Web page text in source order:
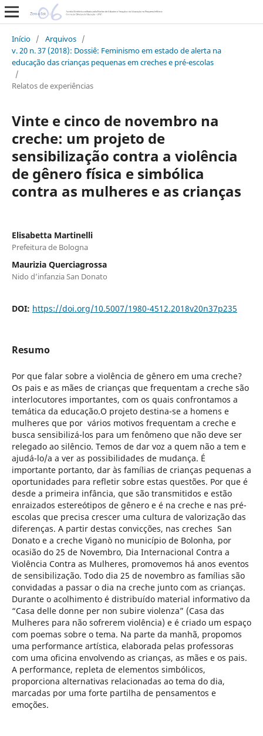
Início / Arquivos /
v. 20 n. 37 (2018): Dossiê: Feminismo em estado de alerta na
educação das crianças pequenas em creches e pré-escolas
/
Relatos de experiências
Vinte e cinco de novembro na
creche: um projeto de
sensibilização contra a violência
de gênero física e simbólica
contra as mulheres e as crianças
Elisabetta Martinelli
Prefeitura de Bologna
Maurizia Querciagrossa
Nido d’infanzia San Donato
DOI: https://doi.org/10.5007/1980-4512.2018v20n37p235
Resumo
Por que falar sobre a violência de gênero em uma creche?
Os pais e as mães de crianças que frequentam a creche são
interlocutores importantes, com os quais confrontamos a
temática da educação.O projeto destina-se a homens e
mulheres que por vários motivos frequentam a creche e
busca sensibilizá-los para um fenômeno que não deve ser
relegado ao silêncio. Temos de dar voz a quem não a tem e
ajudá-lo/a a ver as possibilidades de mudança. É
importante portanto, dar às famílias de crianças pequenas a
oportunidades para refletir sobre estas questões. Por que é
desde a primeira infância, que são transmitidos e estão
enraizados estereótipos de gênero e é na creche e nas pré-
escolas que precisa crescer uma cultura de valorização das
diferenças. A partir destas convicções, nas creches San
Donato e a creche Viganò no município de Bolonha, por
ocasião do 25 de Novembro, Dia Internacional Contra a
Violência Contra as Mulheres, promovemos há anos eventos
de sensibilização. Todo dia 25 de novembro as famílias são
convidadas a passar o dia na creche junto com as crianças.
Durante o acolhimento é distribuído material informativo da
“Casa delle donne per non subire violenza” (Casa das
Mulheres para não sofrerem violência) e é criado um espaço
com poemas sobre o tema. Na parte da manhã, propomos
uma performance artística, elaborada pelas professoras
com uma oficina envolvendo as crianças, as mães e os pais.
A performance, repleta de elementos simbólicos,
proporciona alternativas relacionadas ao tema do dia,
marcadas por uma forte partilha de pensamentos e
emoções.